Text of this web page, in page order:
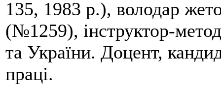
135, 1983 р.), володар
(№1259), інструктор-
та України. Доцент,
праці.